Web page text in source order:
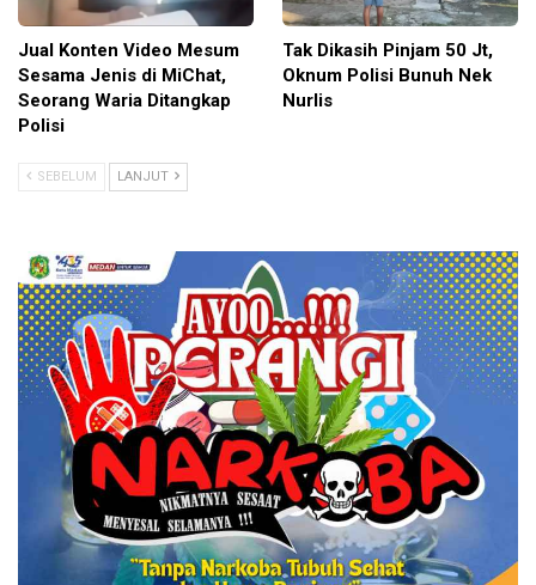
Jual Konten Video Mesum
Sesama Jenis di MiChat,
Seorang Waria Ditangkap
Polisi
Tak Dikasih Pinjam 50 Jt,
Oknum Polisi Bunuh Nek
Nurlis
SEBELUM LANJUT